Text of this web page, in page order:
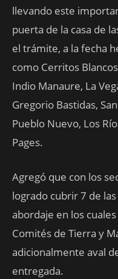
llevando este
puerta de la casa de
el trámite, a la fecha
como Cerritos
Indio Manaure, La
Gregorio Bastidas,
Pueblo Nuevo, Los
Pages.
Agregó que con los
logrado cubrir 7 de
abordaje en los
Comités de Tierra y
adicionalmente aval
entregada.